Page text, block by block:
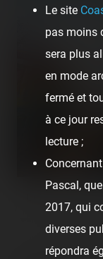
Le site
pas moins
sera plus
en mode
fermé et
à ce jour
lecture ;
Pascal,
2017, qui
diverses
répondra